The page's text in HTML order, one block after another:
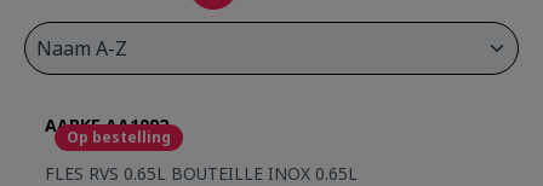
Op bestelling
AARKE AA1092
FLES RVS 0.65L BOUTEILLE INOX 0.65L